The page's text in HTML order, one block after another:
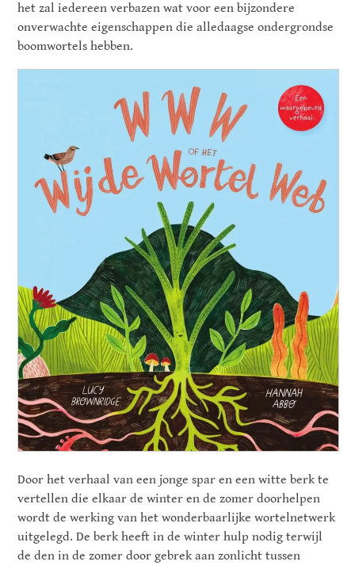
het zal iedereen verbazen wat voor een bijzondere
onverwachte eigenschappen die alledaagse ondergrondse
boomwortels hebben.
Door het verhaal van een jonge spar en een witte berk te
vertellen die elkaar de winter en de zomer doorhelpen
wordt de werking van het wonderbaarlijke wortelnetwerk
uitgelegd. De berk heeft in de winter hulp nodig terwijl
de den in de zomer door gebrek aan zonlicht tussen